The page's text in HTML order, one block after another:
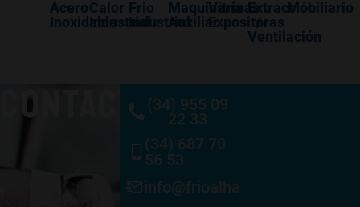
Acero
Inoxidable
Calor
Industrial
Frio
Industrial
Maquinaría
Auxiliar
Vitrinas
Expositoras
Extracción
/
Ventilación
Mobiliario
CONTACTO(34) 955 09
22 33
(34) 687 70
56 53
info@frioalhambra.com